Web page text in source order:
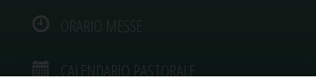
ORARIO MESSE
CALENDARIO PASTORALE